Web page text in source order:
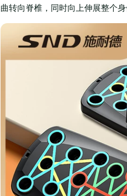
曲转向脊椎，同时向上伸展整个